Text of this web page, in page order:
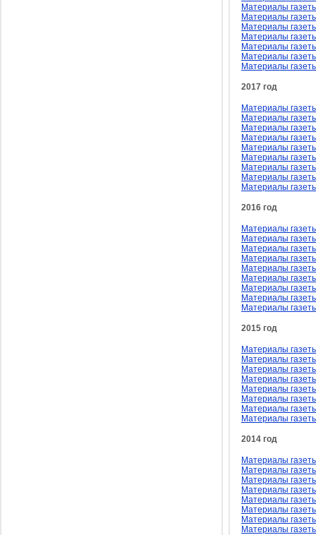
Материалы
Материалы
Материалы
Материалы
Материалы
Материалы
Материалы
2017 год
Материалы
Материалы
Материалы
Материалы
Материалы
Материалы
Материалы
Материалы
Материалы
2016 год
Материалы
Материалы
Материалы
Материалы
Материалы
Материалы
Материалы
Материалы
Материалы
2015 год
Материалы
Материалы
Материалы
Материалы
Материалы
Материалы
Материалы
Материалы
2014 год
Материалы
Материалы
Материалы
Материалы
Материалы
Материалы
Материалы
Материалы